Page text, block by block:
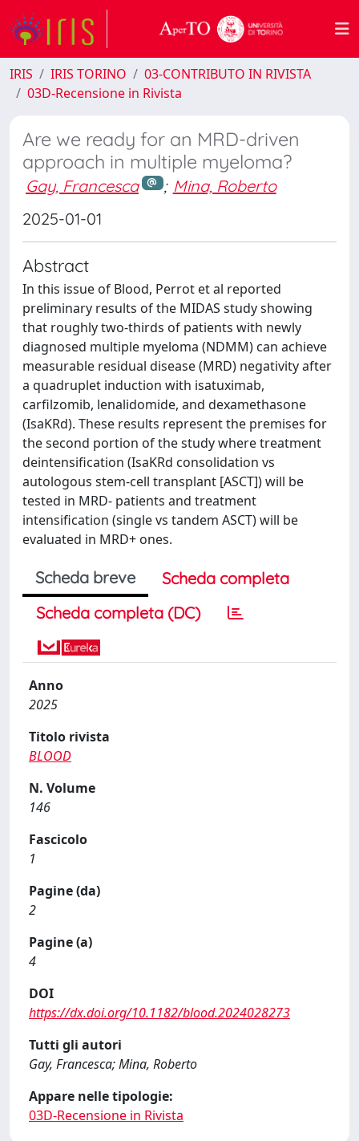
IRIS IRIS TORINO
03-CONTRIBUTO IN RIVISTA
03D-Recensione in Rivista
Are we ready for an MRD-driven
approach in multiple myeloma?
Gay, Francesca ; Mina, Roberto
2025-01-01
Abstract
In this issue of Blood, Perrot et al reported
preliminary results of the MIDAS study showing
that roughly two-thirds of patients with newly
diagnosed multiple myeloma (NDMM) can achieve
measurable residual disease (MRD) negativity after
a quadruplet induction with isatuximab,
carfilzomib, lenalidomide, and dexamethasone
(IsaKRd). These results represent the premises for
the second portion of the study where treatment
deintensification (IsaKRd consolidation vs
autologous stem-cell transplant [ASCT]) will be
tested in MRD- patients and treatment
intensification (single vs tandem ASCT) will be
evaluated in MRD+ ones.
Scheda breve
Scheda completa
Scheda completa (DC)
Anno
2025
Titolo rivista
BLOOD
N. Volume
146
Fascicolo
1
Pagine (da)
2
Pagine (a)
4
DOI
https://dx.doi.org/10.1182/blood.2024028273
Tutti gli autori
Gay, Francesca; Mina, Roberto
Appare nelle tipologie:
03D-Recensione in Rivista